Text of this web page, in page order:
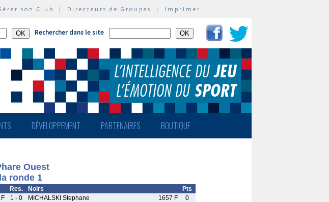
son Club | Directeurs de Groupes | Imprimer
Rechercher dans le site
DÉVELOPPEMENT PARTENAIRES BOUTIQUE
Ouest
ronde 1
Res. Noirs
Pts
1 - 0 MICHALSKI Stephane 1657 F
0